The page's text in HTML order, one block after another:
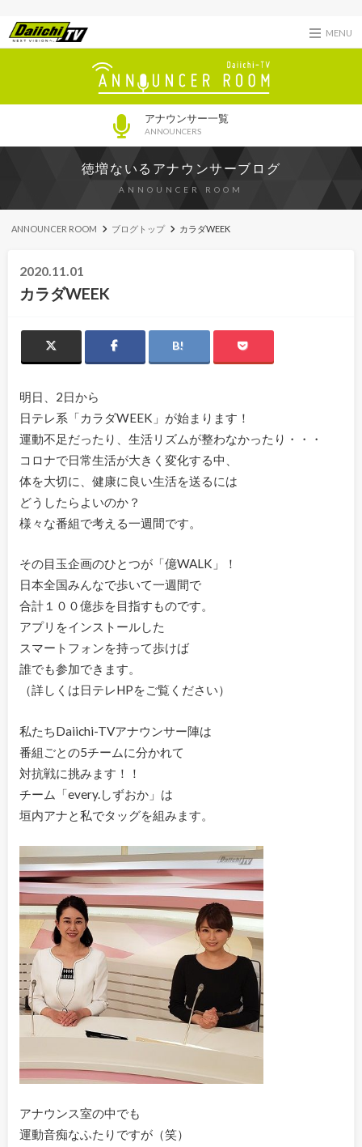
MENU
アナウンサー一覧
ANNOUNCERS
徳増ないるアナウンサーブログ
ANNOUNCER ROOM
ANNOUNCER ROOM ブログトップ カラダWEEK
2020.11.01
カラダWEEK
明日、2日から
日テレ系「カラダWEEK」が始まります！
運動不足だったり、生活リズムが整わなかったり・・・
コロナで日常生活が大きく変化する中、
体を大切に、健康に良い生活を送るには
どうしたらよいのか？
様々な番組で考える一週間です。
その目玉企画のひとつが「億WALK」！
日本全国みんなで歩いて一週間で
合計１００億歩を目指すものです。
アプリをインストールした
スマートフォンを持って歩けば
誰でも参加できます。
（詳しくは日テレHPをご覧ください）
私たちDaiichi-TVアナウンサー陣は
番組ごとの5チームに分かれて
対抗戦に挑みます！！
チーム「every.しずおか」は
垣内アナと私でタッグを組みます。
アナウンス室の中でも
運動音痴なふたりですが（笑）